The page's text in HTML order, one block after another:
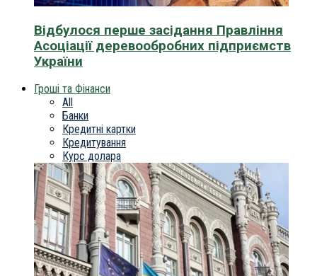
Відбулося перше засідання Правління
Асоціації деревообробних підприємств
України
Гроші та Фінанси
All
Банки
Кредитні картки
Кредитування
Курс долара